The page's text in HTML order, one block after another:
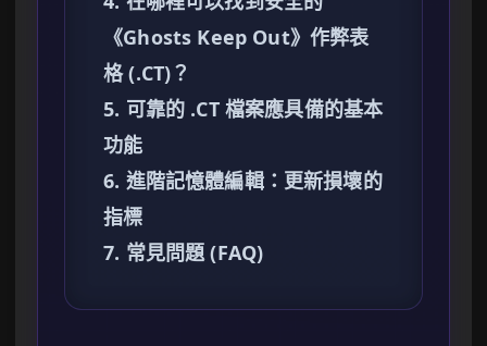
《Ghosts Keep Out》作弊表
格 (.CT)？
5. 可靠的 .CT 檔案應具備的基本
功能
6. 進階記憶體編輯：更新損壞的
指標
7. 常見問題 (FAQ)